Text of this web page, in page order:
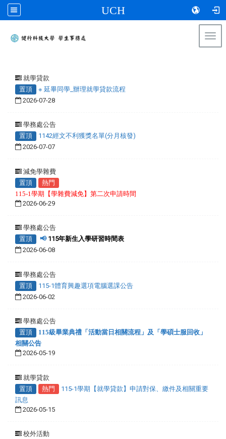
UCH
就學貸款
置頂
※ 延畢同學_辦理就學貸款流程
2026-07-28
學務處公告
置頂
1142經文不利獲獎名單(分月核發)
2026-07-07
減免學雜費
置頂
熱門
115-1學期【學雜費減免】第二次申請時間
2026-06-29
學務處公告
置頂
📢115年新生入學研習時間表
2026-06-08
學務處公告
置頂
115-1體育興趣選項電腦選課公告
2026-06-02
學務處公告
置頂
115級畢業典禮「活動當日相關流程」及「學碩士服回收」
相關公告
2026-05-19
就學貸款
置頂
熱門
115-1學期【就學貸款】申請對保、繳件及相關重要
訊息
2026-05-15
校外活動